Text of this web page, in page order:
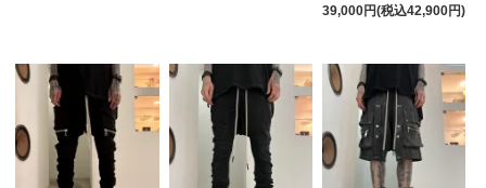
39,000円(税込42,900円)